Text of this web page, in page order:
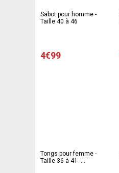
Sabot pour homme -
Taille 40 à 46
4€99
Tongs pour femme -
Taille 36 à 41 -